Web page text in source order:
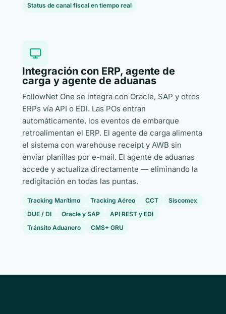
Status de canal fiscal en tiempo real
Integración con ERP, agente de
carga y agente de aduanas
FollowNet One se integra con Oracle, SAP y otros
ERPs vía API o EDI. Las POs entran
automáticamente, los eventos de embarque
retroalimentan el ERP. El agente de carga alimenta
el sistema con warehouse receipt y AWB sin
enviar planillas por e-mail. El agente de aduanas
accede y actualiza directamente — eliminando la
redigitación en todas las puntas.
Tracking Marítimo Tracking Aéreo CCT
Siscomex
DUE / DI
Oracle y SAP
API REST y EDI
Tránsito Aduanero
CMS+ GRU